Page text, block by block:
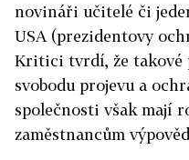
novináři učitelé či
USA (prezidentovy
Kritici tvrdí, že takové
svobodu projevu a
společnosti však mají
zaměstnancům